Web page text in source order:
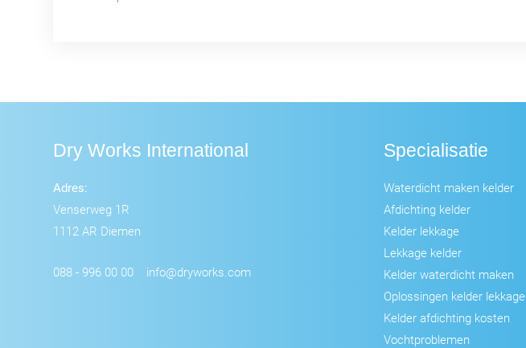
Dry Works International
Adres:
Venserweg 1R
1112 AR Diemen
088 - 996 00 00 info@dryworks.com
Specialisatie
Waterdicht maken kelder
Afdichting kelder
Kelder lekkage
Lekkage kelder
Kelder waterdicht maken
Oplossingen kelder lekkage
Kelder afdichting kosten
Vochtproblemen